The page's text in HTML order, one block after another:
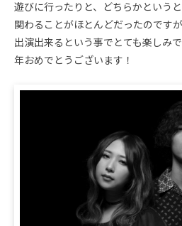
遊びに行ったりと、どちらかという
関わることがほとんどだったのです
出演出来るという事でとても楽しみ
年おめでとうございます！